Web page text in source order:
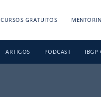
CURSOS GRATUITOS
ARTIGOS PODCAST IBGP